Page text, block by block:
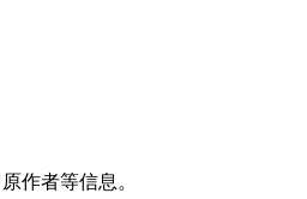
作者等信息。